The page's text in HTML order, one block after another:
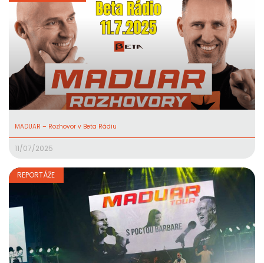
MADUAR – Rozhovor v Beta Rádiu
11/07/2025
REPORTÁŽE